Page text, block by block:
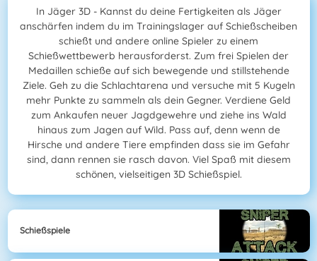
In Jäger 3D - Kannst du deine Fertigkeiten als Jäger
anschärfen indem du im Trainingslager auf Schießscheiben
schießt und andere online Spieler zu einem
Schießwettbewerb herausforderst. Zum frei Spielen der
Medaillen schieße auf sich bewegende und stillstehende
Ziele. Geh zu die Schlachtarena und versuche mit 5 Kugeln
mehr Punkte zu sammeln als dein Gegner. Verdiene Geld
zum Ankaufen neuer Jagdgewehre und ziehe ins Wald
hinaus zum Jagen auf Wild. Pass auf, denn wenn de
Hirsche und andere Tiere empfinden dass sie im Gefahr
sind, dann rennen sie rasch davon. Viel Spaß mit diesem
schönen, vielseitigen 3D Schießspiel.
Schießspiele